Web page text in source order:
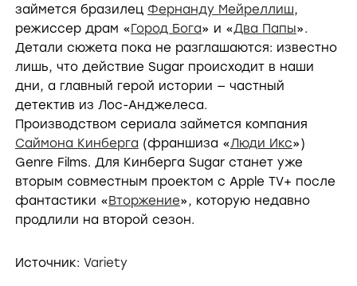
займется бразилец Фернанду Мейреллиш,
режиссер драм «Город Бога» и «Два Папы».
Детали сюжета пока не разглашаются: известно
лишь, что действие Sugar происходит в наши
дни, а главный герой истории — частный
детектив из Лос-Анджелеса.
Производством сериала займется компания
Саймона Кинберга (франшиза «Люди Икс»)
Genre Films. Для Кинберга Sugar станет уже
вторым совместным проектом с Apple TV+ после
фантастики «Вторжение», которую недавно
продлили на второй сезон.
Источник: Variety